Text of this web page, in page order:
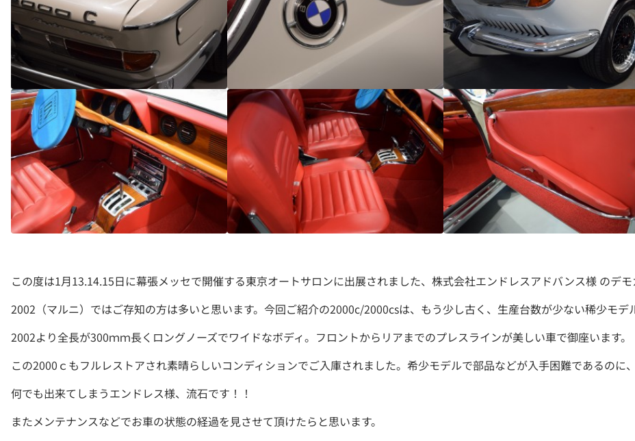
この度は1月13.14.15日に幕張メッセで開催する東京オートサロンに出展されました、株式会社エンドレスアドバンス様 のデモ
2002（マルニ）ではご存知の方は多いと思います。今回ご紹介の2000c/2000csは、もう少し古く、生産台数が少ない稀少モデ
2002より全長が300ｍｍ長くロングノーズでワイドなボディ。フロントからリアまでのプレスラインが美しい車で御座います。
この2000ｃもフルレストアされ素晴らしいコンディションでご入庫されました。希少モデルで部品などが入手困難であるのに
何でも出来てしまうエンドレス様、流石です！！
またメンテナンスなどでお車の状態の経過を見させて頂けたらと思います。